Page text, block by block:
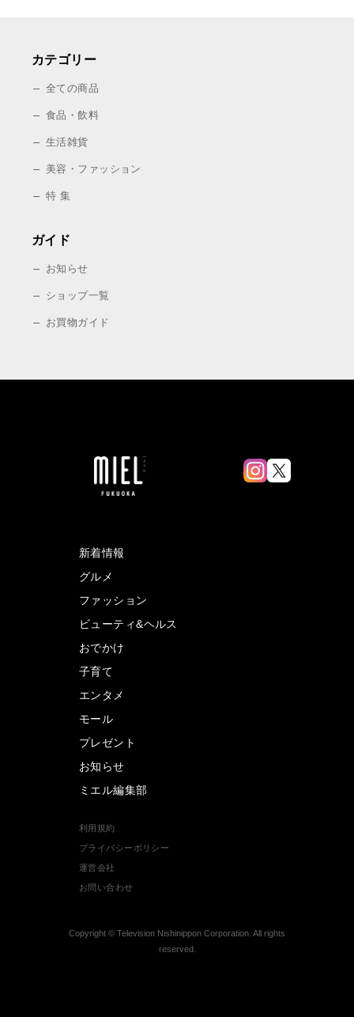
カテゴリー
全ての商品
食品・飲料
生活雑貨
美容・ファッション
特 集
ガイド
お知らせ
ショップ一覧
お買物ガイド
新着情報
グルメ
ファッション
ビューティ&ヘルス
おでかけ
子育て
エンタメ
モール
プレゼント
お知らせ
ミエル編集部
利用規約
プライバシーポリシー
運営会社
お問い合わせ
Copyright © Television Nishinippon Corporation. All rights
reserved.